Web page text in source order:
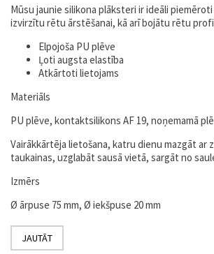
Mūsu jaunie silikona plāksteri ir ideāli
izvirzītu rētu ārstēšanai, kā arī bojātu rētu
Elpojoša PU plēve
Ļoti augsta elastība
Atkārtoti lietojams
Materiāls
PU plēve, kontaktsilikons AF 19, noņemamā
Vairākkārtēja lietošana, katru dienu mazgāt ar
taukainas, uzglabāt sausā vietā, sargāt no
Izmērs
Ø ārpuse 75 mm, Ø iekšpuse 20 mm
JAUTĀT